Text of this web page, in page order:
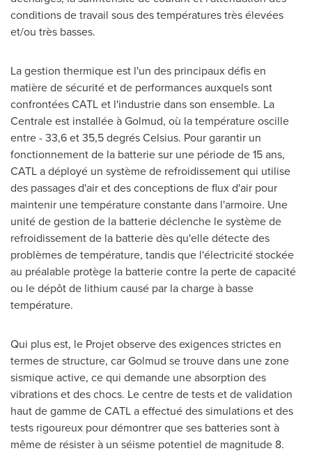
conditions de travail sous des températures très élevées
et/ou très basses.
La gestion thermique est l'un des principaux défis en
matière de sécurité et de performances auxquels sont
confrontées CATL et l'industrie dans son ensemble. La
Centrale est installée à Golmud, où la température oscille
entre - 33,6 et 35,5 degrés Celsius. Pour garantir un
fonctionnement de la batterie sur une période de 15 ans,
CATL a déployé un système de refroidissement qui utilise
des passages d'air et des conceptions de flux d'air pour
maintenir une température constante dans l'armoire. Une
unité de gestion de la batterie déclenche le système de
refroidissement de la batterie dès qu'elle détecte des
problèmes de température, tandis que l'électricité stockée
au préalable protège la batterie contre la perte de capacité
ou le dépôt de lithium causé par la charge à basse
température.
Qui plus est, le Projet observe des exigences strictes en
termes de structure, car Golmud se trouve dans une zone
sismique active, ce qui demande une absorption des
vibrations et des chocs. Le centre de tests et de validation
haut de gamme de CATL a effectué des simulations et des
tests rigoureux pour démontrer que ses batteries sont à
même de résister à un séisme potentiel de magnitude 8.